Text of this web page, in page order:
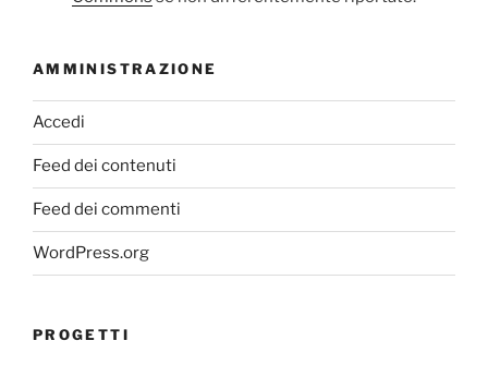
AMMINISTRAZIONE
Accedi
Feed dei contenuti
Feed dei commenti
WordPress.org
PROGETTI